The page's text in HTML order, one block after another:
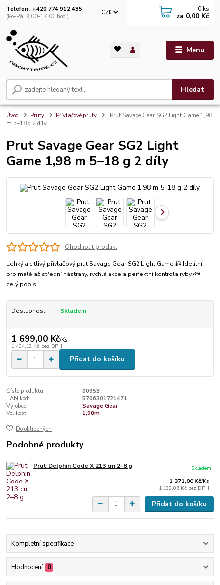
Menu
CZK
Hledat
Telefon : +420 774 912 435
(Po-Pá, 9:00-17:00 hod.)
0 ks
za 0,00 Kč
Úvod Pruty Přívlačové pruty
Prut Savage Gear SG2 Light Game 1,98
m 5–18 g 2 díly
Prut Savage Gear SG2 Light
Game 1,98 m 5–18 g 2 díly
Ohodnotit produkt
Lehký a citlivý přívlačový prut Savage Gear SG2 Light Game 🎣 Ideální
pro malé až střední nástrahy, rychlá akce a perfektní kontrola ryby 🐟
celý popis
Dostupnost Skladem
1 699,00 Kč/Ks
1 404,13 Kč bez DPH
Přidat do košíku
Číslo produktu:
00953
EAN kód:
5706301721471
Výrobce:
Savage Gear
Velikost:
1,98m
Do oblíbených
Podobné produkty
Prut Delphin Code X 213 cm 2–8 g
1 371,00 Kč/Ks
1 133,06 Kč bez DPH
Skladem
Přidat do košíku
Kompletní specifikace
Hodnocení 0